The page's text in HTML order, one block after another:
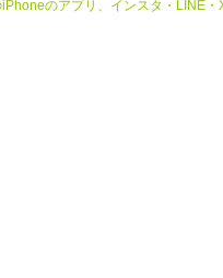
のアプリ、インスタ・LINE・